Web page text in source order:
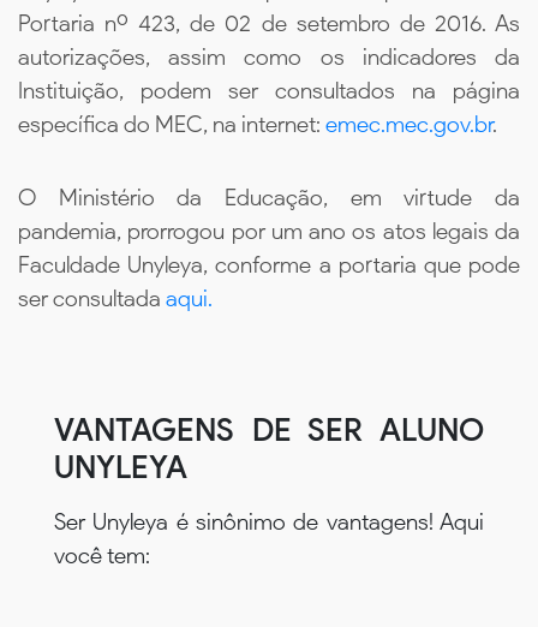
Portaria nº 423, de 02 de setembro de 2016. As
autorizações, assim como os indicadores da
Instituição, podem ser consultados na página
específica do MEC, na internet: emec.mec.gov.br.
O Ministério da Educação, em virtude da
pandemia, prorrogou por um ano os atos legais da
Faculdade Unyleya, conforme a portaria que pode
ser consultada aqui.
VANTAGENS DE SER ALUNO
UNYLEYA
Ser Unyleya é sinônimo de vantagens! Aqui
você tem: